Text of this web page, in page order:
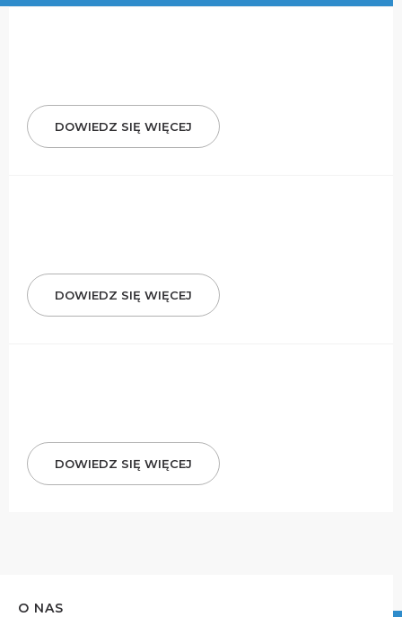
DOWIEDZ SIĘ WIĘCEJ
DOWIEDZ SIĘ WIĘCEJ
DOWIEDZ SIĘ WIĘCEJ
O NAS